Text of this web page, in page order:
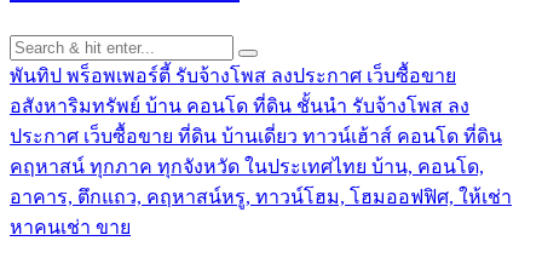
พันทิป พร็อพเพอร์ตี้ รับจ้างโพส ลงประกาศ เว็บซื้อขาย
อสังหาริมทรัพย์ บ้าน คอนโด ที่ดิน ชั้นนำ รับจ้างโพส ลง
ประกาศ เว็บซื้อขาย ที่ดิน บ้านเดี่ยว ทาวน์เฮ้าส์ คอนโด ที่ดิน
คฤหาสน์ ทุกภาค ทุกจังหวัด ในประเทศไทย บ้าน, คอนโด,
อาคาร, ตึกแถว, คฤหาสน์หรู, ทาวน์โฮม, โฮมออฟฟิศ, ให้เช่า
หาคนเช่า ขาย